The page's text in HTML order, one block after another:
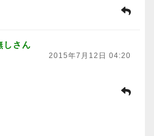
しさん
2015年7月12日 04:20